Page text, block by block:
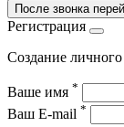
После звонка
Регистрация
Создание личного
Ваше имя *
Ваш E-mail *